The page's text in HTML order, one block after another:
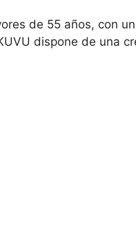
de 55 años, con
dispone de una